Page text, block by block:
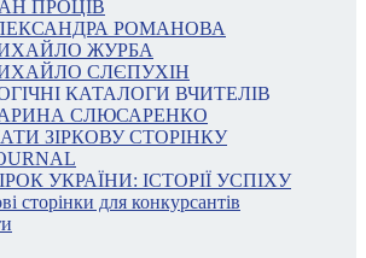
ПРОЦІВ
РОМАНОВА
ЖУРБА
СЛЄПУХІН
КАТАЛОГИ ВЧИТЕЛІВ
СЛЮСАРЕНКО
ЗІРКОВУ СТОРІНКУ
УКРАЇНИ: ІСТОРІЇ УСПІХУ
сторінки для конкурсантів